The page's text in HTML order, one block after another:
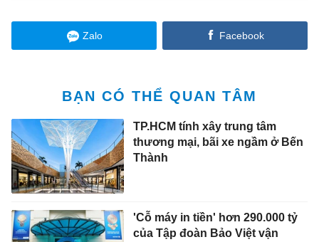
Zalo Facebook
BẠN CÓ THỂ QUAN TÂM
TP.HCM tính xây trung tâm
thương mại, bãi xe ngầm ở Bến
Thành
'Cỗ máy in tiền' hơn 290.000 tỷ
của Tập đoàn Bảo Việt vận